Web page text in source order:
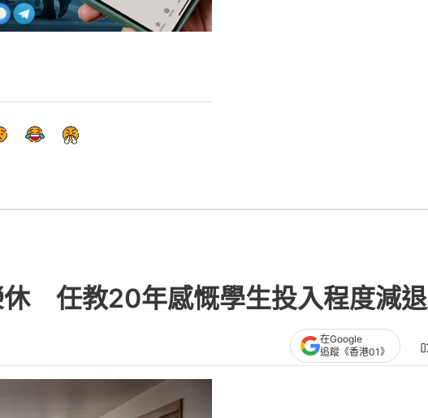
休 任教20年感慨學生投入程度減退
在Google
追蹤《香港01》